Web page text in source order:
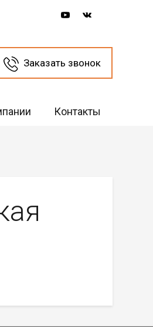
Заказать звонок
Контакты